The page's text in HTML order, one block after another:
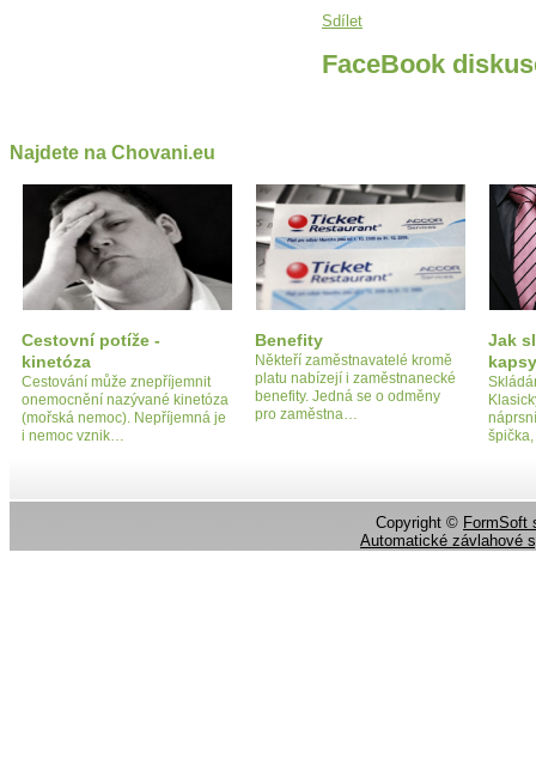
Sdílet
FaceBook
Najdete na Chovani.eu
Cestovní potíže -
kinetóza
Cestování může znepříjemnit
onemocnění nazývané kinetóza
(mořská nemoc). Nepříjemná je
i nemoc vznik…
Benefity
Někteří zaměstnavatelé kromě
platu nabízejí i zaměstnanecké
benefity. Jedná se o odměny
pro zaměstna…
Jak
Copyright © FormSoft
Automatické závlahové